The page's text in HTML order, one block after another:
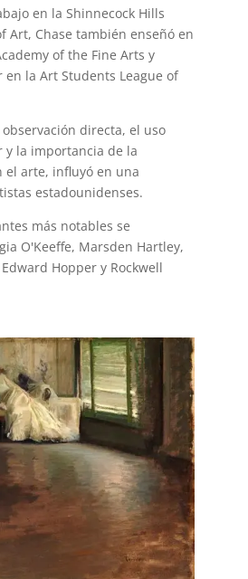
en la Shinnecock Hills
Art, Chase también enseñó en
of the Fine Arts y
la Art Students League of
directa, el uso
y la importancia de la
arte, influyó en una
estadounidenses.
más notables se
O'Keeffe, Marsden Hartley,
Hopper y Rockwell